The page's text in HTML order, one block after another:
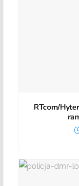
RTcom/